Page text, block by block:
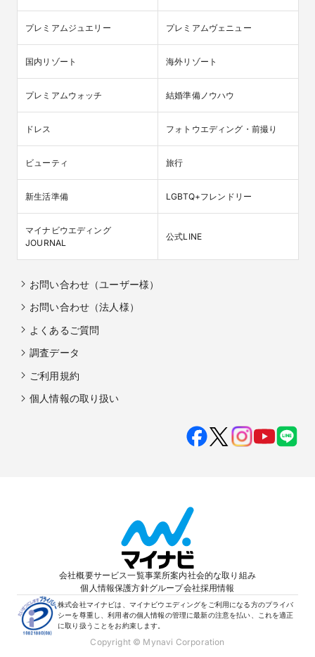
プレミアムジュエリー プレミアムヴェニュー
国内リゾート 海外リゾート
プレミアムウォッチ 結婚準備ノウハウ
ドレス フォトウエディング・前撮り
ビューティ 旅行
新生活準備 LGBTQ+フレンドリー
マイナビウエディング
JOURNAL
公式LINE
お問い合わせ（ユーザー様）
お問い合わせ（法人様）
よくあるご質問
調査データ
ご利用規約
個人情報の取り扱い
会社概要サービス一覧事業所案内社会的な取り組み
個人情報保護方針グループ会社採用情報
株式会社マイナビは、マイナビウエディングをご利用になる方のプライバ
シーを尊重し、利用者の個人情報の管理に最新の注意を払い、これを適正
に取り扱うことをお約束します。
Copyright © Mynavi Corporation